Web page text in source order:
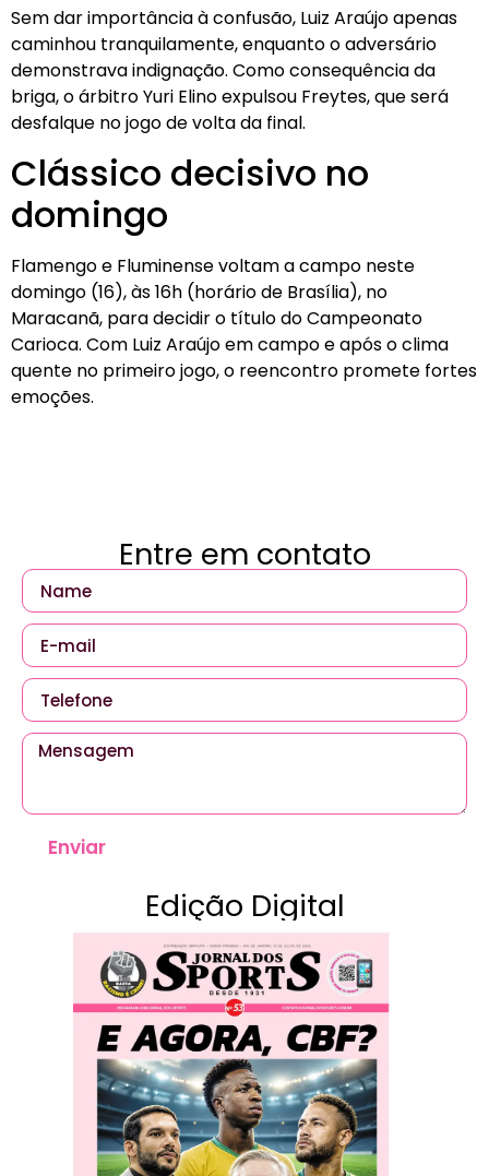
Sem dar importância à confusão, Luiz Araújo apenas
caminhou tranquilamente, enquanto o adversário
demonstrava indignação. Como consequência da
briga, o árbitro Yuri Elino expulsou Freytes, que será
desfalque no jogo de volta da final.
Clássico decisivo no
domingo
Flamengo e Fluminense voltam a campo neste
domingo (16), às 16h (horário de Brasília), no
Maracanã, para decidir o título do Campeonato
Carioca. Com Luiz Araújo em campo e após o clima
quente no primeiro jogo, o reencontro promete fortes
emoções.
Entre em contato
Enviar
Edição Digital